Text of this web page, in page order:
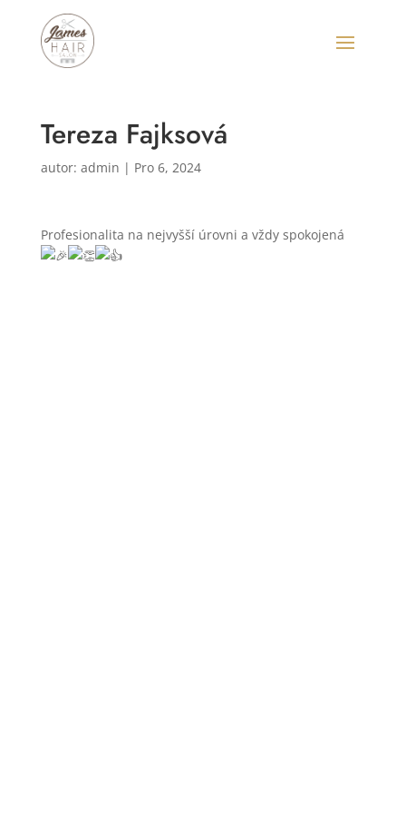
Tereza Fajksová
autor: admin | Pro 6, 2024
Profesionalita na nejvyšší úrovni a vždy spokojená